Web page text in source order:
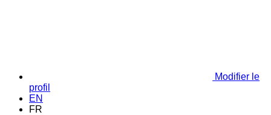
Modifier le
profil
EN
FR